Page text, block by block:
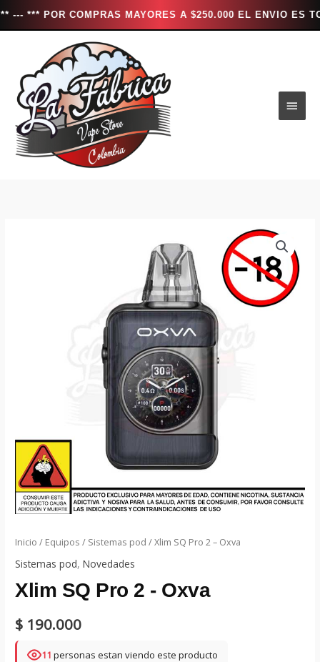
COMPRAS MAYORES A $250.000 EL ENVIO ES
contenido
Inicio / Equipos / Sistemas pod / Xlim SQ Pro 2 – Oxva
Sistemas pod,Novedades
Xlim SQ Pro 2 - Oxva
$ 190.000
11 personas estan viendo este producto